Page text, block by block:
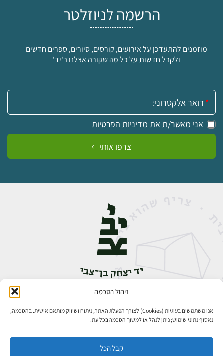
ניהול הסכמה
אנו משתמשים בעוגיות (Cookies) לצורך הפעלת האתר, ניתוח ושיווק מותאם אישית. בהסכמה,
נאסוף נתוני שימוש; ניתן לנהל או למשוך הסכמה בכל עת.
קבל הכל
הרשמה לניוזלטר
מוזמנים להתעדכן על אירועים, קורסים, סיורים, ספרים חדשים
ולקבל חדשות על כל מה שקורה אצלנו ב'יד'
אימייל:
אני מאשר/ת את מדיניות הפרטיות
צרפו אותי
אבן גבירול 14, רחביה, ירושלים